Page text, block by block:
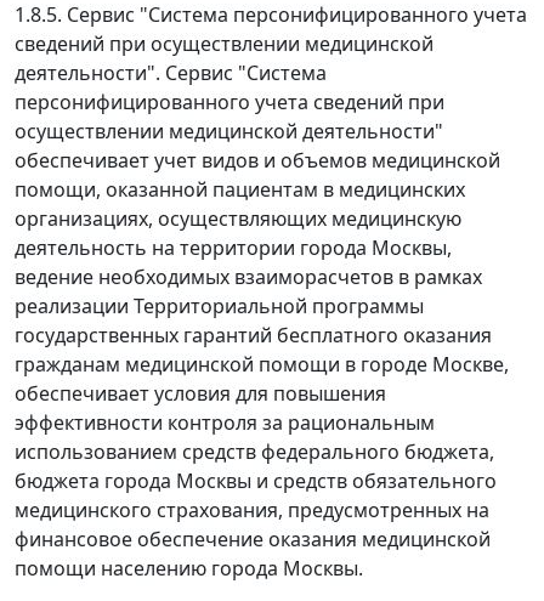
1.8.5. Сервис "Система персонифицированного учета
сведений при осуществлении медицинской
деятельности". Сервис "Система
персонифицированного учета сведений при
осуществлении медицинской деятельности"
обеспечивает учет видов и объемов медицинской
помощи, оказанной пациентам в медицинских
организациях, осуществляющих медицинскую
деятельность на территории города Москвы,
ведение необходимых взаиморасчетов в рамках
реализации Территориальной программы
государственных гарантий бесплатного оказания
гражданам медицинской помощи в городе Москве,
обеспечивает условия для повышения
эффективности контроля за рациональным
использованием средств федерального бюджета,
бюджета города Москвы и средств обязательного
медицинского страхования, предусмотренных на
финансовое обеспечение оказания медицинской
помощи населению города Москвы.